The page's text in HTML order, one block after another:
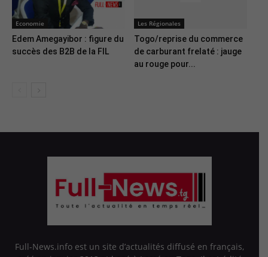
Economie
Edem Amegayibor : figure du
succès des B2B de la FIL
Les Régionales
Togo/reprise du commerce
de carburant frelaté : jauge
au rouge pour...
Full-News.info est un site d’actualités diffusé en français,